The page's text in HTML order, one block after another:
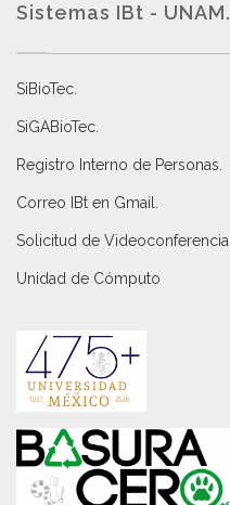
Sistemas IBt - UNAM.
SiBioTec
SiGABioTec.
Registro Interno de Personas
Correo IBt en Gmail
Solicitud de Videoconferencia.
Unidad de Cómputo